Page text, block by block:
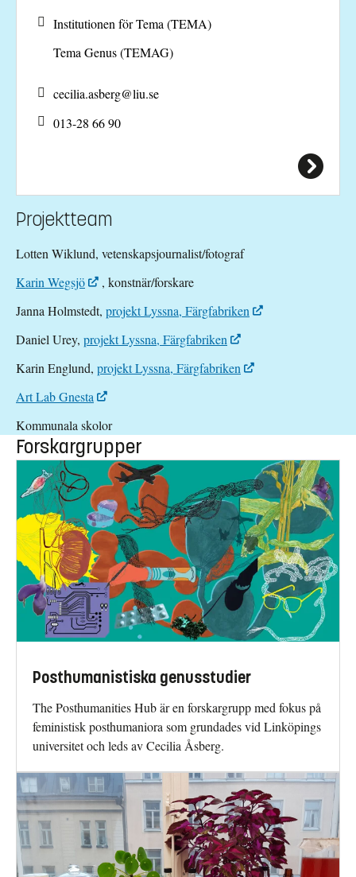
Institutionen för Tema (TEMA)
Tema Genus (TEMAG)
cecilia.asberg@liu.se
013-28 66 90
Projektteam
Lotten Wiklund, vetenskapsjournalist/fotograf
Karin Wegsjö
, konstnär/forskare
Janna Holmstedt, projekt Lyssna, Färgfabriken
Daniel Urey, projekt Lyssna, Färgfabriken
Karin Englund, projekt Lyssna, Färgfabriken
Art Lab Gnesta
Kommunala skolor
Forskargrupper
Posthumanistiska genusstudier
The Posthumanities Hub är en forskargrupp med fokus på
feministisk posthumaniora som grundades vid Linköpings
universitet och leds av Cecilia Åsberg.